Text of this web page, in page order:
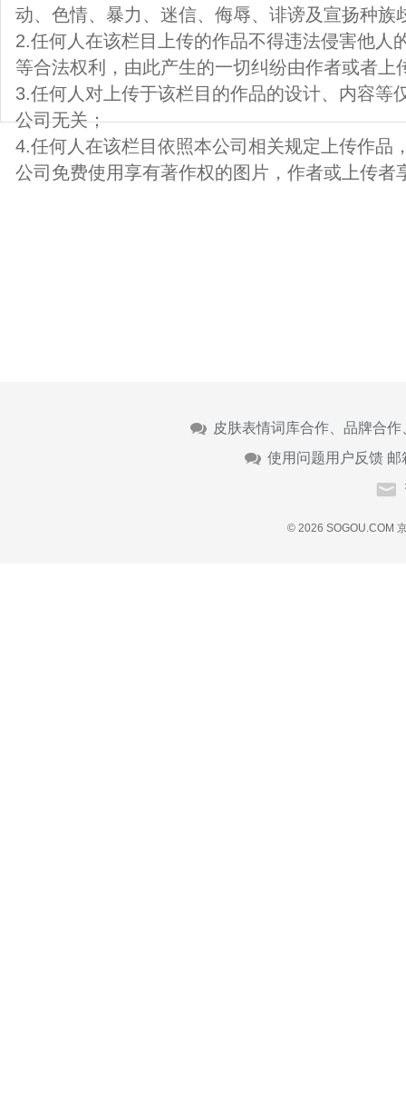
动、色情、暴力、迷信、侮辱、诽谤及宣扬种族
2.任何人在该栏目上传的作品不得违法侵害他人
等合法权利，由此产生的一切纠纷由作者或者上
3.任何人对上传于该栏目的作品的设计、内容等
公司无关；
4.任何人在该栏目依照本公司相关规定上传作品
公司免费使用享有著作权的图片，作者或上传者
皮肤表情词库合作、品牌合
使用问题用户反馈 邮
© 2026 SOGOU.COM